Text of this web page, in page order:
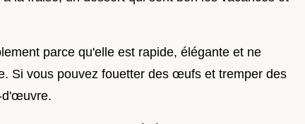
parce qu'elle est rapide, élégante et ne
Si vous pouvez fouetter des œufs et tremper des
d'œuvre.